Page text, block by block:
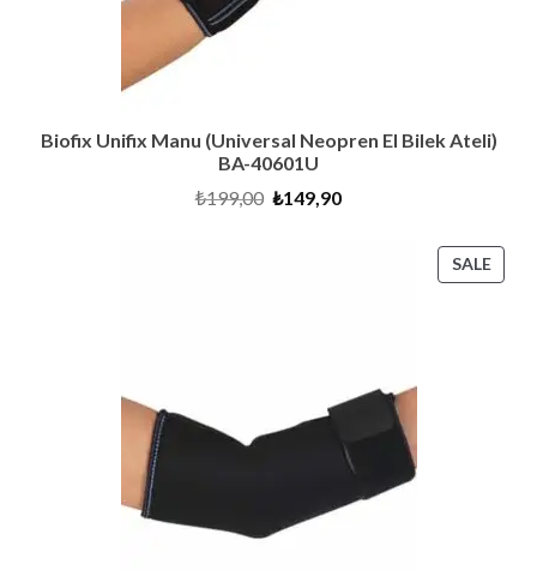
Biofix Unifix Manu (Universal Neopren El Bilek Ateli)
BA-40601U
₺199,00 Original
₺149,90Current
SALE
ON